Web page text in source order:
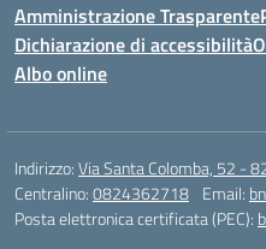
Amministrazione Trasparente
Dichiarazione di accessibilità
Albo online
Indirizzo:Via Santa Colomba, 52 -
Centralino:0824362718 Email:
Posta elettronica certificata (PEC):